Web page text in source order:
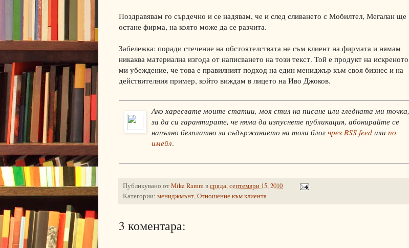
Поздравявам го сърдечно и се надявам, че и след сливането с Мобилтел, Мегалан ще
остане фирма, на която може да се разчита.
Забележка: поради стечение на обстоятелствата не съм клиент на фирмата и нямам
никаква материална изгода от написването на този текст. Той е продукт на искреното
ми убеждение, че това е правилният подход на един мениджър към своя бизнес и на
действителния пример, който виждам в лицето на Иво Джоков.
Ако харесвате моите статии, моя стил на писане или гледната ми точка,
за да си гарантирате, че няма да изпуснете публикация, абонирайте се
напълно безплатно за съдържанието на този блог чрез RSS feed или по
имейл.
Публикувано отMike Rammвсряда, септември 15, 2010
Категории: мениджмънт,Отношение към клиента
3 коментара: